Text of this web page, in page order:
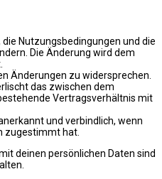
Nutzungsbedingungen und die
Die Änderung wird dem
Änderungen zu widersprechen.
das zwischen dem
Vertragsverhältnis mit
und verbindlich, wenn
zugestimmt hat.
deinen persönlichen Daten sind